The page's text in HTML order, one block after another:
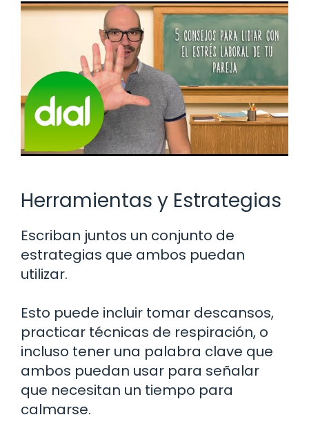
Herramientas y Estrategias
Escriban juntos un conjunto de
estrategias que ambos puedan
utilizar.
Esto puede incluir tomar descansos,
practicar técnicas de respiración, o
incluso tener una palabra clave que
ambos puedan usar para señalar
que necesitan un tiempo para
calmarse.